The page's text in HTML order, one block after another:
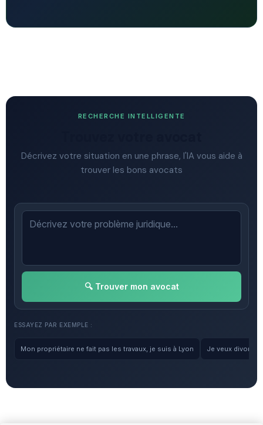
RECHERCHE INTELLIGENTE
Décrivez votre situation en une phrase, l'IA vous aide à
trouver les bons avocats
🔍 Trouver mon avocat
ESSAYEZ PAR EXEMPLE :
Mon propriétaire ne fait pas les travaux, je suis à Lyon Je veux